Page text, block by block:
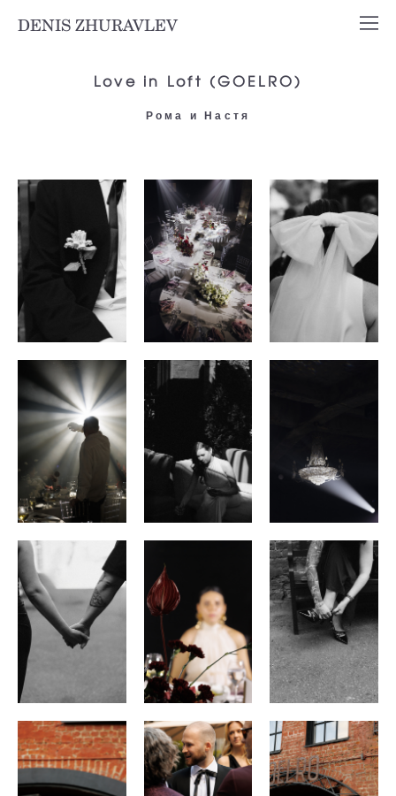
DENIS ZHURAVLEV
Love in Loft (GOELRO)
Рома и Настя